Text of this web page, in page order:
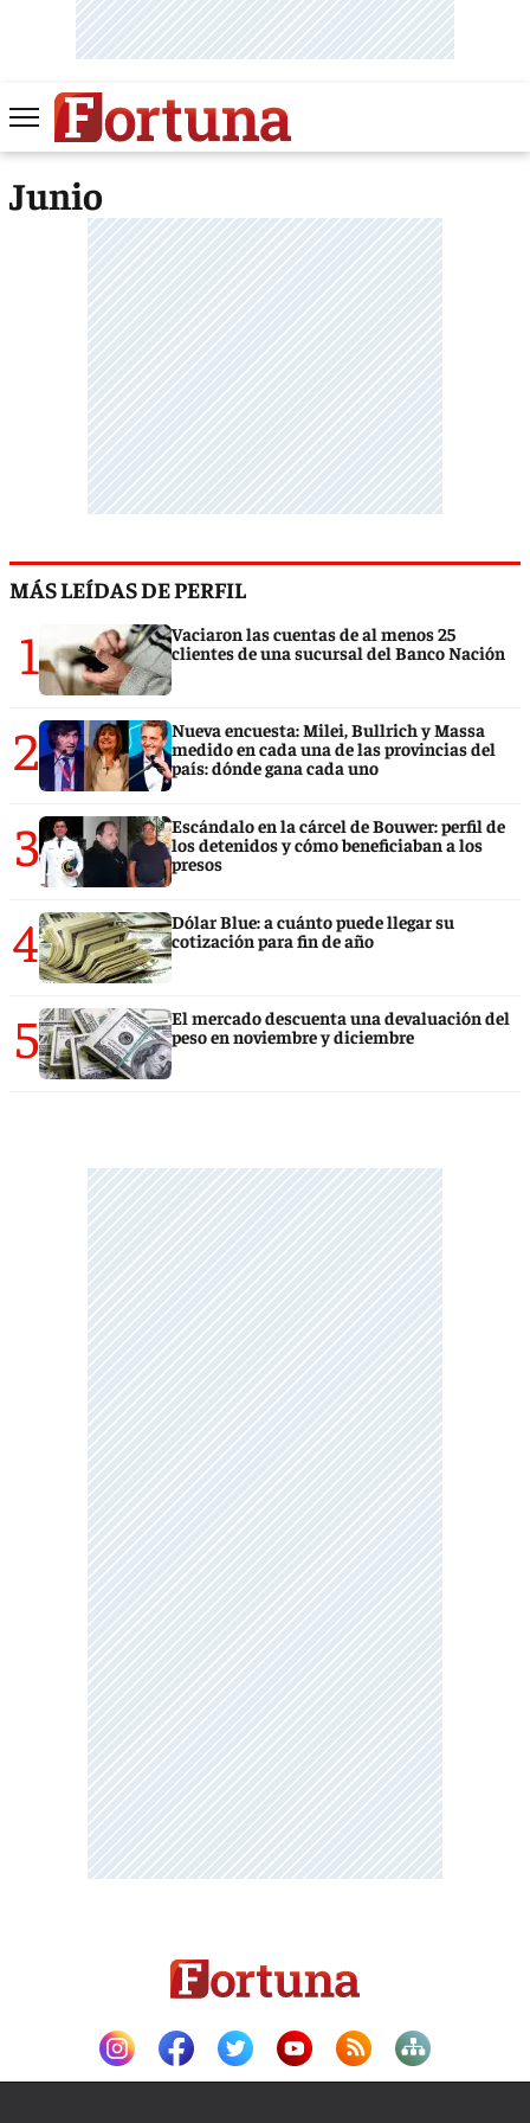
Junio
MÁS LEÍDAS DE PERFIL
1
Vaciaron las cuentas de al menos 25
clientes de una sucursal del Banco Nación
2
Nueva encuesta: Milei, Bullrich y Massa
medido en cada una de las provincias del
país: dónde gana cada uno
3
Escándalo en la cárcel de Bouwer: perfil de
los detenidos y cómo beneficiaban a los
presos
4
Dólar Blue: a cuánto puede llegar su
cotización para fin de año
5
El mercado descuenta una devaluación del
peso en noviembre y diciembre